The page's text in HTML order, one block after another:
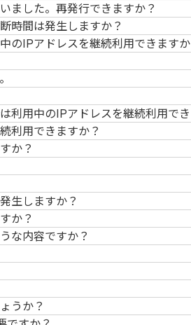
ました。再発行できますか？
時間は発生しますか？
のIPアドレスを継続利用できますか
利用中のIPアドレスを継続利用でき
利用できますか？
か？
生しますか？
か？
な内容ですか？
うか？